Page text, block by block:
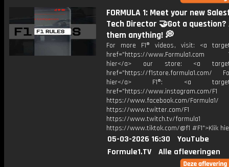
FORMULA 1: Meet your new
Tech Director 🤝Got a question?
them anything! 💭
For more F1® videos, visit: <a
href="https://www.Formula1.com
hier</a> our store: <a
href="https://f1store.formula1.com/
hier</a> F1®: <a
href="https://www.instagram.com/F1
https://www.facebook.com/Formula1/
https://www.twitter.com/F1
https://www.twitch.tv/formula1
https://www.tiktok.com/@f1 #F1">Klik
05-03-2026 16:30
YouTube
Formule1.TV
Alle afleveringen